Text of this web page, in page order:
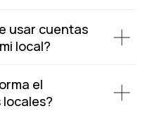
usar cuentas
local?
el